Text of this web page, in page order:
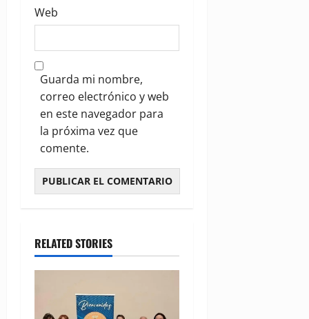
Web
Guarda mi nombre,
correo electrónico y web
en este navegador para
la próxima vez que
comente.
RELATED STORIES